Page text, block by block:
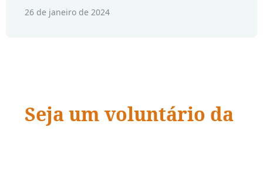
26 de janeiro de 2024
Seja um voluntário da